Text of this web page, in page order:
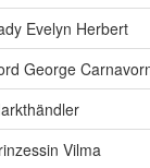
Evelyn Herbert
George
Vilma